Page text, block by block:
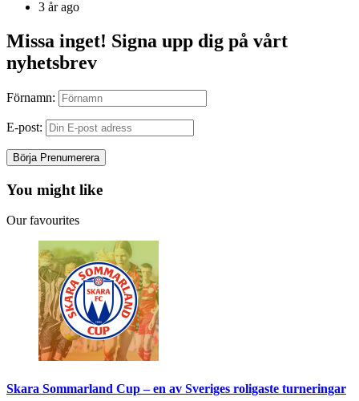
by
3 år ago
Missa inget! Signa upp dig på vårt
nyhetsbrev
Förnamn:
E-post:
You might like
Our favourites
Skara Sommarland Cup – en av Sveriges roligaste turneringar